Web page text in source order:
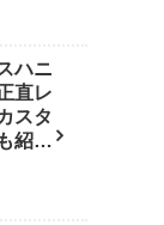
ハニ
直レ
スタ
紹